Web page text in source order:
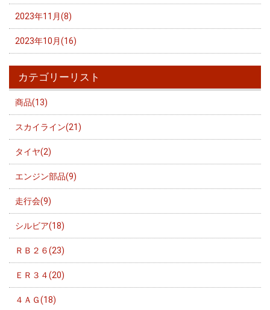
2023年11月(8)
2023年10月(16)
カテゴリーリスト
商品(13)
スカイライン(21)
タイヤ(2)
エンジン部品(9)
走行会(9)
シルビア(18)
ＲＢ２６(23)
ＥＲ３４(20)
４ＡＧ(18)